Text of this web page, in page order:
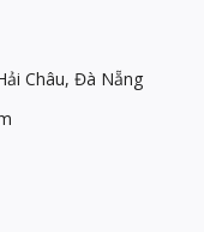
Châu, Đà Nẵng